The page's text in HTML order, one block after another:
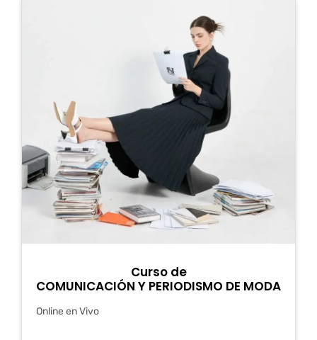
Curso de
COMUNICACIÓN Y PERIODISMO DE MODA
Online en Vivo